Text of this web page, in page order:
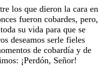
los que dieron la cara en
fueron cobardes, pero,
su vida para que se
deseamos serle fieles
de cobardía y de
¡Perdón, Señor!